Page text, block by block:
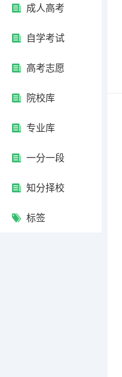
成人高考
自学考试
高考志愿
院校库
专业库
一分一段
知分择校
标签